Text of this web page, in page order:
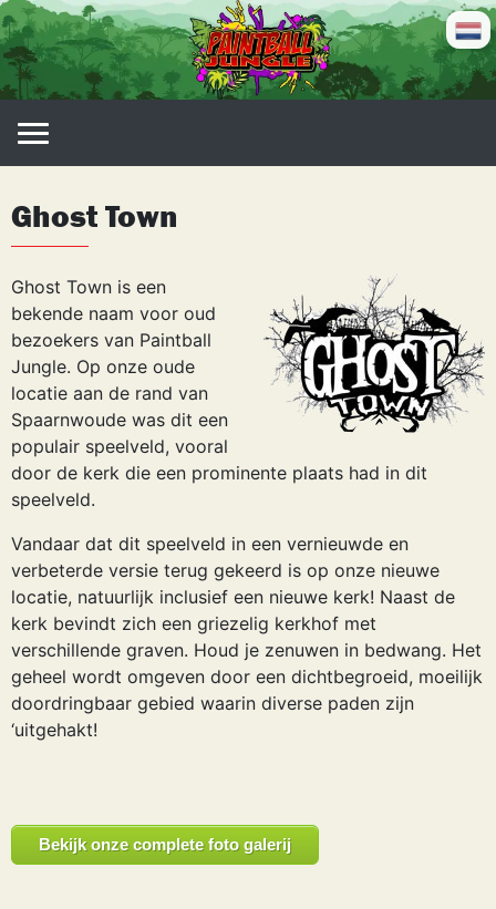
Skip
to
content
Ghost Town
Ghost Town is een
bekende naam voor oud
bezoekers van Paintball
Jungle. Op onze oude
locatie aan de rand van
Spaarnwoude was dit een
populair speelveld, vooral
door de kerk die een prominente plaats had in dit
speelveld.
Vandaar dat dit speelveld in een vernieuwde en
verbeterde versie terug gekeerd is op onze nieuwe
locatie, natuurlijk inclusief een nieuwe kerk! Naast de
kerk bevindt zich een griezelig kerkhof met
verschillende graven. Houd je zenuwen in bedwang. Het
geheel wordt omgeven door een dichtbegroeid, moeilijk
doordringbaar gebied waarin diverse paden zijn
‘uitgehakt!
Bekijk onze complete foto galerij